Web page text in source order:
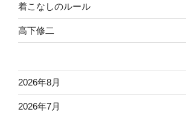
着こなしのルール
高下修二
2026年8月
2026年7月